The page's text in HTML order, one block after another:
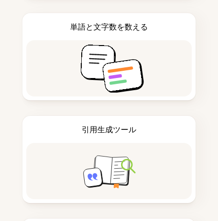
単語と文字数を数える
引用生成ツール